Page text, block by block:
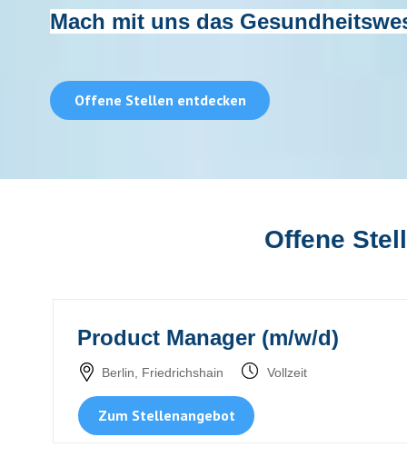
Offene Stellen entdecken
Mach mit uns das
Offene
Zum Stellenangebot
Product Manager (m/w/d)
Berlin, Friedrichshain Vollzeit